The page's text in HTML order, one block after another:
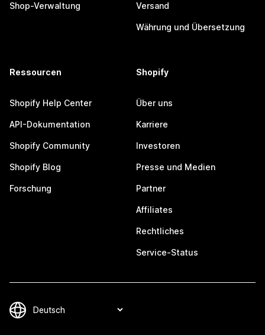
Shop-Verwaltung Versand
Währung und Übersetzung
Ressourcen
Shopify Help Center
API-Dokumentation
Shopify Community
Shopify Blog
Forschung
Shopify
Über uns
Karriere
Investoren
Presse und Medien
Partner
Affiliates
Rechtliches
Service-Status